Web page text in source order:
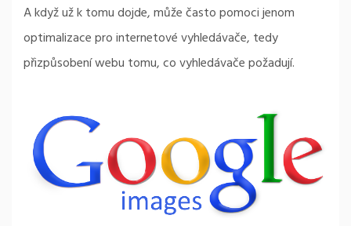
A když už k tomu dojde, může často pomoci jenom
optimalizace pro internetové vyhledávače, tedy
přizpůsobení webu tomu, co vyhledávače požadují.